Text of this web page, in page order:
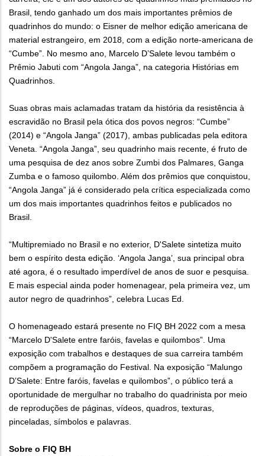
Brasil, tendo ganhado um dos mais importantes prêmios de
quadrinhos do mundo: o Eisner de melhor edição americana de
material estrangeiro, em 2018, com a edição norte-americana de
“Cumbe”. No mesmo ano, Marcelo D’Salete levou também o
Prêmio Jabuti com “Angola Janga”, na categoria Histórias em
Quadrinhos.
Suas obras mais aclamadas tratam da história da resistência à
escravidão no Brasil pela ótica dos povos negros: “Cumbe”
(2014) e “Angola Janga” (2017), ambas publicadas pela editora
Veneta. “Angola Janga”, seu quadrinho mais recente, é fruto de
uma pesquisa de dez anos sobre Zumbi dos Palmares, Ganga
Zumba e o famoso quilombo. Além dos prêmios que conquistou,
“Angola Janga” já é considerado pela crítica especializada como
um dos mais importantes quadrinhos feitos e publicados no
Brasil.
“Multipremiado no Brasil e no exterior, D'Salete sintetiza muito
bem o espírito desta edição. ‘Angola Janga’, sua principal obra
até agora, é o resultado imperdível de anos de suor e pesquisa.
E mais especial ainda poder homenagear, pela primeira vez, um
autor negro de quadrinhos”, celebra Lucas Ed.
O homenageado estará presente no FIQ BH 2022 com a mesa
“Marcelo D'Salete entre faróis, favelas e quilombos”. Uma
exposição com trabalhos e destaques de sua carreira também
compõem a programação do Festival. Na exposição “Malungo
D’Salete: Entre faróis, favelas e quilombos”, o público terá a
oportunidade de mergulhar no trabalho do quadrinista por meio
de reproduções de páginas, vídeos, quadros, texturas,
pinceladas, símbolos e palavras.
Sobre o FIQ BH